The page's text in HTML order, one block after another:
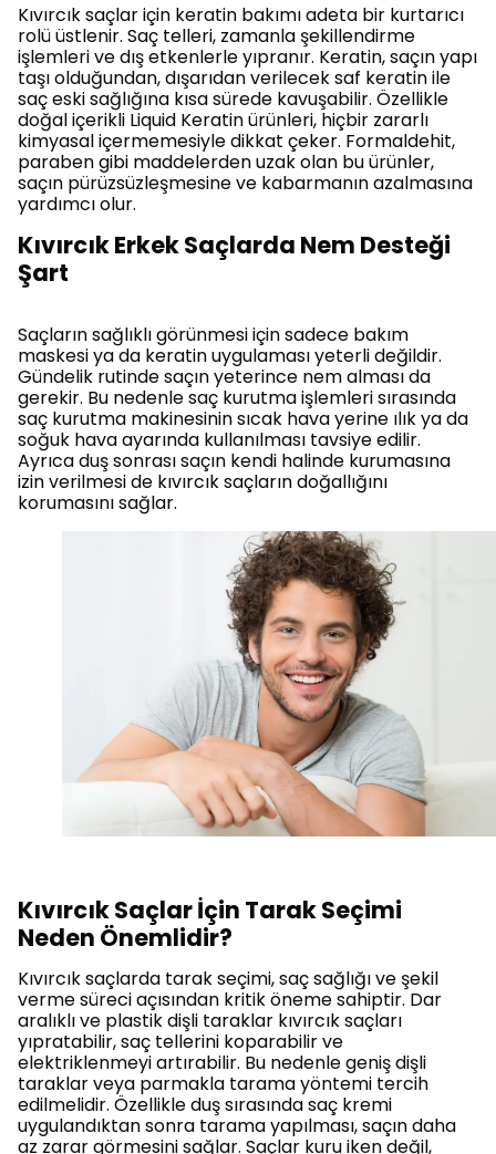
Kıvırcık saçlar için keratin bakımı adeta bir kurtarıcı
rolü üstlenir. Saç telleri, zamanla şekillendirme
işlemleri ve dış etkenlerle yıpranır. Keratin, saçın yapı
taşı olduğundan, dışarıdan verilecek saf keratin ile
saç eski sağlığına kısa sürede kavuşabilir. Özellikle
doğal içerikli Liquid Keratin ürünleri, hiçbir zararlı
kimyasal içermemesiyle dikkat çeker. Formaldehit,
paraben gibi maddelerden uzak olan bu ürünler,
saçın pürüzsüzleşmesine ve kabarmanın azalmasına
yardımcı olur.
Kıvırcık Erkek Saçlarda Nem Desteği
Şart
Saçların sağlıklı görünmesi için sadece bakım
maskesi ya da keratin uygulaması yeterli değildir.
Gündelik rutinde saçın yeterince nem alması da
gerekir. Bu nedenle saç kurutma işlemleri sırasında
saç kurutma makinesinin sıcak hava yerine ılık ya da
soğuk hava ayarında kullanılması tavsiye edilir.
Ayrıca duş sonrası saçın kendi halinde kurumasına
izin verilmesi de kıvırcık saçların doğallığını
korumasını sağlar.
Kıvırcık Saçlar İçin Tarak Seçimi
Neden Önemlidir?
Kıvırcık saçlarda tarak seçimi, saç sağlığı ve şekil
verme süreci açısından kritik öneme sahiptir. Dar
aralıklı ve plastik dişli taraklar kıvırcık saçları
yıpratabilir, saç tellerini koparabilir ve
elektriklenmeyi artırabilir. Bu nedenle geniş dişli
taraklar veya parmakla tarama yöntemi tercih
edilmelidir. Özellikle duş sırasında saç kremi
uygulandıktan sonra tarama yapılması, saçın daha
az zarar görmesini sağlar. Saçlar kuru iken değil,